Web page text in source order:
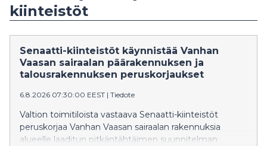
kiinteistöt
Senaatti-kiinteistöt käynnistää Vanhan
Vaasan sairaalan päärakennuksen ja
talousrakennuksen peruskorjaukset
6.8.2026 07:30:00 EEST | Tiedote
Valtion toimitiloista vastaava Senaatti-kiinteistöt
peruskorjaa Vanhan Vaasan sairaalan rakennuksia
alueelle laaditun pitkäntähtäimen suunnitelman